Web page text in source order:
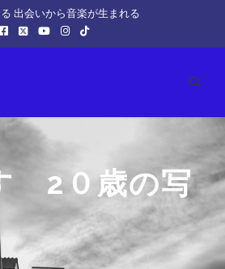
出会いから音楽が生まれる
ゞ2０歳の写